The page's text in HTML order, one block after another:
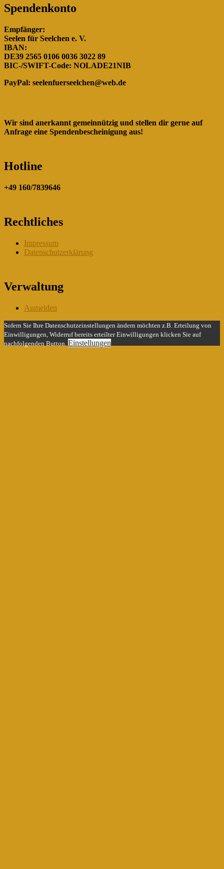
Spendenkonto
Empfänger:
Seelen für Seelchen e. V.
IBAN:
DE39 2565 0106 0036 3022 89
BIC-/SWIFT-Code: NOLADE21NIB
PayPal: seelenfuerseelchen@web.de
Wir sind anerkannt gemeinnützig und stellen dir gerne auf
Anfrage eine Spendenbescheinigung aus!
Hotline
+49 160/7839646
Rechtliches
Impressum
Datenschutzerklärung
Verwaltung
Anmelden
Sofern Sie Ihre Datenschutzeinstellungen ändern möchten z.B. Erteilung von
Einwilligungen, Widerruf bereits erteilter Einwilligungen klicken Sie auf
nachfolgenden Button. Einstellungen